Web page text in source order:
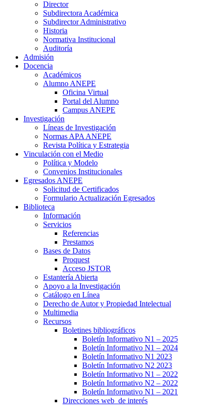
Director
Subdirectora Académica
Subdirector Administrativo
Historia
Normativa Institucional
Auditoría
Admisión
Docencia
Académicos
Alumno ANEPE
Oficina Virtual
Portal del Alumno
Campus ANEPE
Investigación
Líneas de Investigación
Normas APA ANEPE
Revista Política y Estrategia
Vinculación con el Medio
Política y Modelo
Convenios Institucionales
Egresados ANEPE
Solicitud de Certificados
Formulario Actualización Egresados
Biblioteca
Información
Servicios
Referencias
Prestamos
Bases de Datos
Proquest
Acceso JSTOR
Estantería Abierta
Apoyo a la Investigación
Catálogo en Línea
Derecho de Autor y Propiedad Intelectual
Multimedia
Recursos
Boletines bibliográficos
Boletín Informativo N1 – 2025
Boletín Informativo N1 – 2024
Boletín Informativo N1 2023
Boletín Informativo N2 2023
Boletín Informativo N1 – 2022
Boletín Informativo N2 – 2022
Boletín Informativo N1 – 2021
Direcciones web de interés